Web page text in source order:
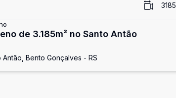
3185
de 3.185m² no Santo Antão
Antão, Bento Gonçalves - RS